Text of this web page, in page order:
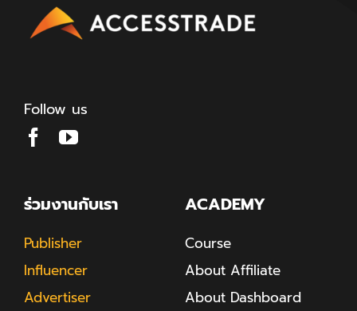
Follow us
ร่วมงานกับเรา
Publisher
Influencer
Advertiser
ACADEMY
Course
About Affiliate
About Dashboard